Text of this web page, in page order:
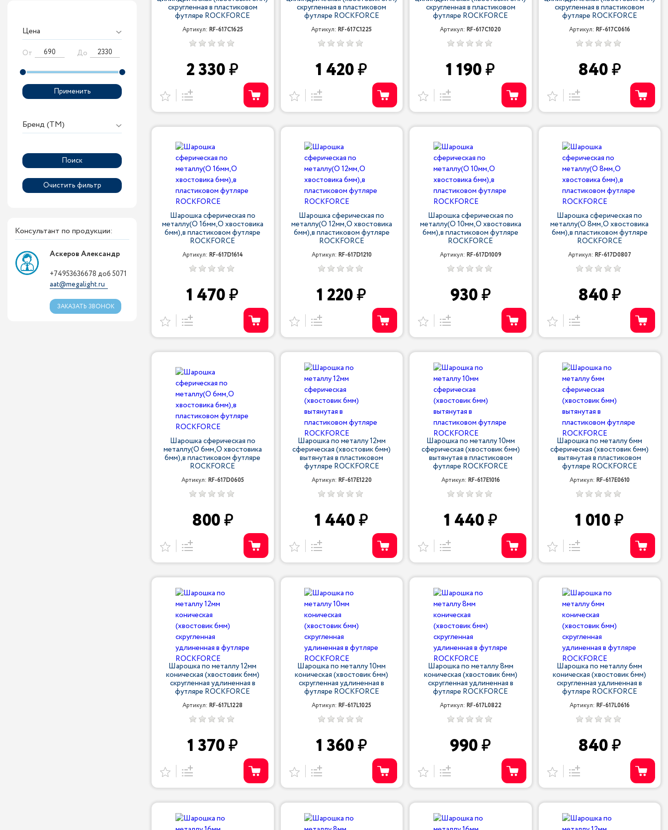
Цена
От До
Применить
Бренд (ТМ)
Консультант по продукции:
Аскеров Александр
+74953636678 доб 5071
aat@megalight.ru
ЗАКАЗАТЬ ЗВОНОК
скругленная в пластиковом
футляре ROCKFORCE
Артикул: RF-617C1625
2 330
скругленная в пластиковом
футляре ROCKFORCE
Артикул:RF-617C1225
1 420
скругленная в пластиковом
футляре ROCKFORCE
Артикул:RF-617C1020
1 190
скругленная в пластиковом
футляре ROCKFORCE
Артикул: RF-617C0616
840
Шарошка сферическая по
металлу(O 16мм,O хвостовика
6мм),в пластиковом футляре
ROCKFORCE
Артикул: RF-617D1614
1 470
Шарошка сферическая по
металлу(O 12мм,O хвостовика
6мм),в пластиковом футляре
ROCKFORCE
Артикул: RF-617D1210
1 220
Шарошка сферическая по
металлу(O 10мм,O хвостовика
6мм),в пластиковом футляре
ROCKFORCE
Артикул: RF-617D1009
930
Шарошка сферическая по
металлу(O 8мм,O хвостовика
6мм),в пластиковом футляре
ROCKFORCE
Артикул: RF-617D0807
840
Шарошка сферическая по
металлу(O 6мм,O хвостовика
6мм),в пластиковом футляре
ROCKFORCE
Артикул: RF-617D0605
800
Шарошка по металлу 12мм
сферическая (хвостовик 6мм)
вытянутая в пластиковом
футляре ROCKFORCE
Артикул: RF-617E1220
1 440
Шарошка по металлу 10мм
сферическая (хвостовик 6мм)
вытянутая в пластиковом
футляре ROCKFORCE
Артикул: RF-617E1016
1 440
Шарошка по металлу 6мм
сферическая (хвостовик 6мм)
вытянутая в пластиковом
футляре ROCKFORCE
Артикул: RF-617E0610
1 010
Шарошка по металлу 12мм
коническая (хвостовик 6мм)
скругленная удлиненная в
футляре ROCKFORCE
Артикул:RF-617L1228
1 370
Шарошка по металлу 10мм
коническая (хвостовик 6мм)
скругленная удлиненная в
футляре ROCKFORCE
Артикул:RF-617L1025
1 360
Шарошка по металлу 8мм
коническая (хвостовик 6мм)
скругленная удлиненная в
футляре ROCKFORCE
Артикул: RF-617L0822
990
Шарошка по металлу 6мм
коническая (хвостовик 6мм)
скругленная удлиненная в
футляре ROCKFORCE
Артикул: RF-617L0616
840